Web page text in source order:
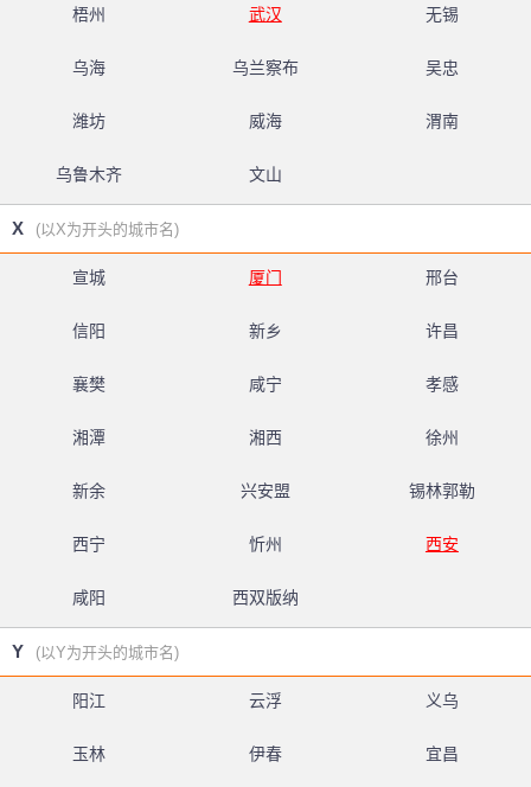
梧州 武汉 无锡
乌海 乌兰察布 吴忠
潍坊 威海 渭南
乌鲁木齐 文山
X (以X为开头的城市名)
宣城 厦门 邢台
信阳 新乡 许昌
襄樊 咸宁 孝感
湘潭 湘西 徐州
新余 兴安盟 锡林郭勒
西宁 忻州 西安
咸阳 西双版纳
Y (以Y为开头的城市名)
阳江 云浮 义乌
玉林 伊春 宜昌